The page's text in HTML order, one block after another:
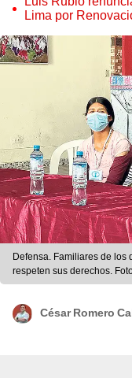
Lima por
Defensa. Familiares de los
respeten sus derechos.
César Romero